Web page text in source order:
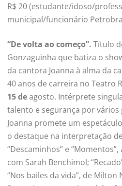
R$ 20 (estudante/idoso/
municipal/funcionário
“De volta ao começo”. Título
Gonzaguinha que batiza o
da cantora Joanna à alma da
40 anos de carreira no Teatro
15 deagosto. Intérprete
talento e segurança por vários
Joanna promete um
o destaque na interpretação
“Descaminhos” e
com Sarah Benchimol;
“Nos bailes da vida”, de